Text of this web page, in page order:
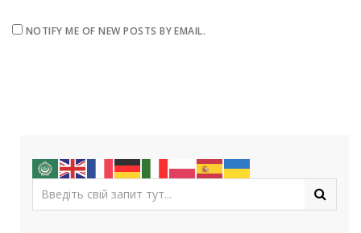
NOTIFY ME OF NEW POSTS BY EMAIL.